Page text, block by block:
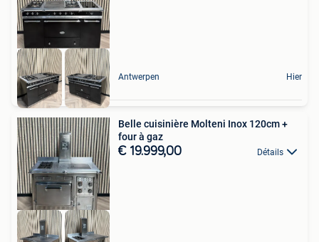
Antwerpen Hier
Belle cuisinière Molteni Inox 120cm +
four à gaz
€ 19.999,00 Détails